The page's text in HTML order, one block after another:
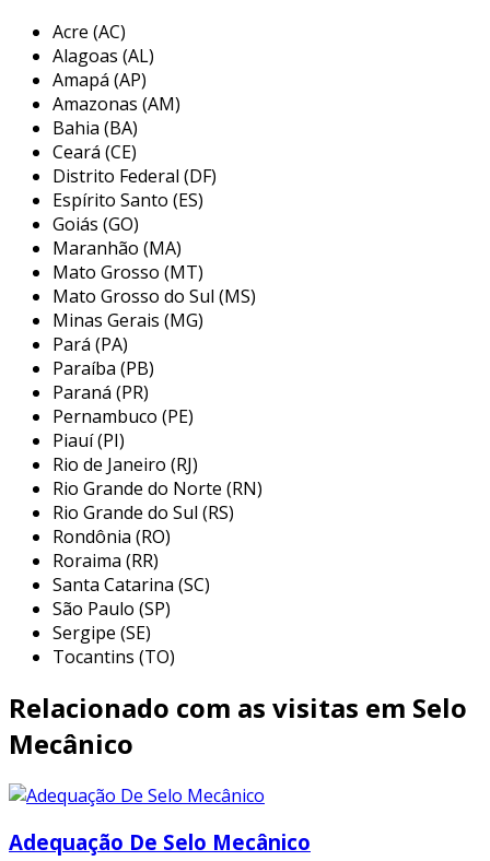
mecânicos. é possível encontrar selo mecânico
bomba ksb e selo mecânico tungstênio,
focando em tecnologia e desenvolvimento no
que gera resultado ao cliente.
discorrendo ainda sobre
mecânico , mais do que visar apenas
lucratividade, deve oferecer produtos e serviços
que tenham ótima qualidade e assertividade,
detalhes que passam despercebidos e podem
gerar prejuízo futuros para os clientes.
é importante lembrar que o serviço deve
sempre ser prestado por empresas
especializadas no segmento. esse tipo de
cuidado ajuda a garantir a qualidade e
assertividade do serviço, além de evitar
prejuízos com imprevistos e execuções mal
elaboradas. assim, é possível poupar gastos
desnecessários.
existem diversos motivos para a mecflu selos
mecânicos ter se tornado destaque quando
pensamos em uma empresa que entrega
confiança e serviços de qualidade. alguns
desses motivos são:
equipe multidisciplinar de consultores
associados;
área de atuação;
equipe de alta qualidade;
Acre (AC)
Alagoas (AL)
Amapá (AP)
Amazonas (AM)
Bahia (BA)
Ceará (CE)
Distrito Federal (DF)
Espírito Santo (ES)
Goiás (GO)
Maranhão (MA)
Mato Grosso (MT)
Mato Grosso do Sul (MS)
Minas Gerais (MG)
Pará (PA)
Paraíba (PB)
Paraná (PR)
Pernambuco (PE)
Piauí (PI)
Rio de Janeiro (RJ)
Rio Grande do Norte (RN)
Rio Grande do Sul (RS)
Rondônia (RO)
Roraima (RR)
Santa Catarina (SC)
São Paulo (SP)
Sergipe (SE)
Tocantins (TO)
Relacionado com as visitas em Selo
Mecânico
Adequação De Selo Mecânico